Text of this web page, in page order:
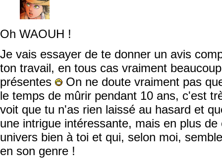
Oh WAOUH !
Je vais essayer de te donner un avis
ton travail, en tous cas vraiment
présentes
On ne doute vraiment pas
le temps de mûrir pendant 10 ans, c'est
voit que tu n'as rien laissé au hasard et
une intrigue intéressante, mais en plus
univers bien à toi et qui, selon moi,
en son genre !